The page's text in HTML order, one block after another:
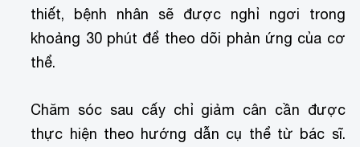
thiết, bệnh nhân sẽ được nghỉ ngơi trong
khoảng 30 phút để theo dõi phản ứng của cơ
thể.
Chăm sóc sau cấy chỉ giảm cân cần được
thực hiện theo hướng dẫn cụ thể từ bác sĩ.